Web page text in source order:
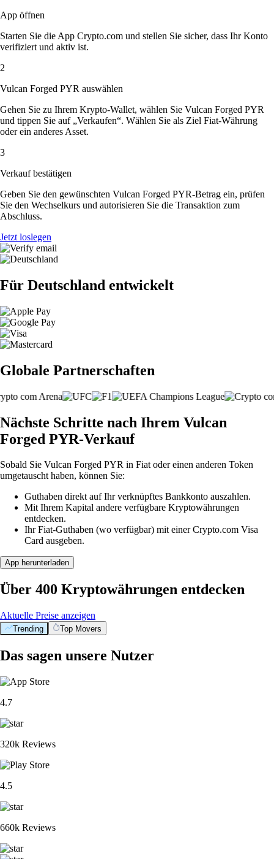
App öffnen
Starten Sie die App Crypto.com und stellen Sie sicher, dass Ihr Konto
verifiziert und aktiv ist.
2
Vulcan Forged PYR auswählen
Gehen Sie zu Ihrem Krypto-Wallet, wählen Sie Vulcan Forged PYR
und tippen Sie auf „Verkaufen“. Wählen Sie als Ziel Fiat-Währung
oder ein anderes Asset.
3
Verkauf bestätigen
Geben Sie den gewünschten Vulcan Forged PYR-Betrag ein, prüfen
Sie den Wechselkurs und autorisieren Sie die Transaktion zum
Abschluss.
Jetzt loslegen
Für Deutschland entwickelt
Globale Partnerschaften
Nächste Schritte nach Ihrem Vulcan
Forged PYR-Verkauf
Sobald Sie Vulcan Forged PYR in Fiat oder einen anderen Token
umgetauscht haben, können Sie:
Guthaben direkt auf Ihr verknüpftes Bankkonto auszahlen.
Mit Ihrem Kapital andere verfügbare Kryptowährungen
entdecken.
Ihr Fiat-Guthaben (wo verfügbar) mit einer Crypto.com Visa
Card ausgeben.
App herunterladen
Über 400 Kryptowährungen entdecken
Aktuelle Preise anzeigen
Trending Top Movers
Das sagen unsere Nutzer
4.7
320k Reviews
4.5
660k Reviews